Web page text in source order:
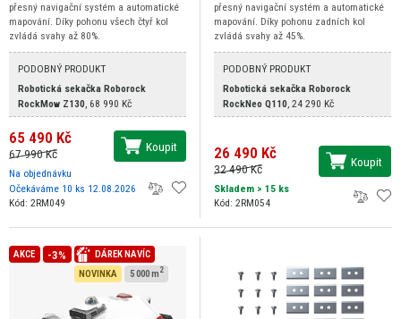
přesný navigační systém a automatické
mapování. Díky pohonu všech čtyř kol
zvládá svahy až 80%.
PODOBNÝ PRODUKT
Robotická sekačka Roborock
RockMow Z130, 68 990 Kč
65 490 Kč
67 990 Kč
Koupit
Na objednávku
Očekáváme 10 ks 12.08.2026
Kód: 2RM049
přesný navigační systém a automatické
mapování. Díky pohonu zadních kol
zvládá svahy až 45%.
PODOBNÝ PRODUKT
Robotická sekačka Roborock
RockNeo Q110, 24 290 Kč
26 490 Kč
32 490 Kč
Koupit
Skladem > 15 ks
Kód: 2RM054
AKCE -3%
DÁREK NAVÍC
NOVINKA
5 000 m 2